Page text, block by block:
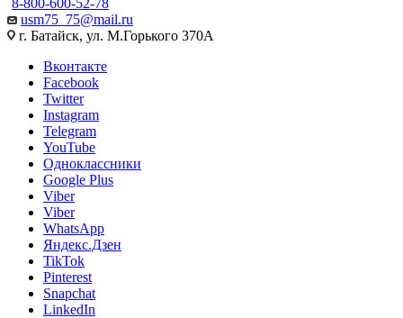
usm75_75@mail.ru
г. Батайск, ул. М.Горького 370А
Вконтакте
Facebook
Twitter
Instagram
Telegram
YouTube
Одноклассники
Google Plus
Viber
Viber
WhatsApp
Яндекс.Дзен
TikTok
Pinterest
Snapchat
LinkedIn